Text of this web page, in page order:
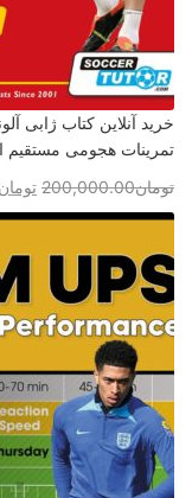
تمرینات هجومی مستقیم
تومان200,000.00 تومان